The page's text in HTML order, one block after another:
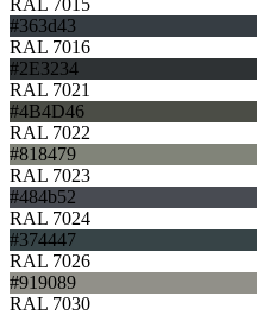
#363d43
RAL 7016
#2E3234
RAL 7021
#4B4D46
RAL 7022
#818479
RAL 7023
#484b52
RAL 7024
#374447
RAL 7026
#919089
RAL 7030